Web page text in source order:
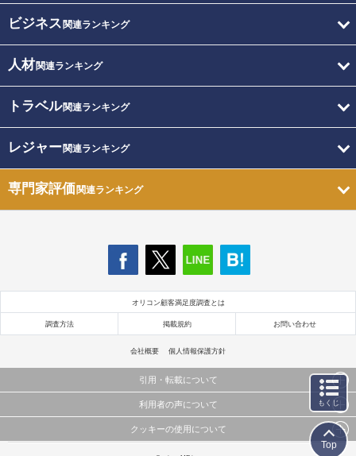
ビジネス 関連ランキング
人材関連ランキング
トラベル関連ランキング
レジャー関連ランキング
専門家評価関連ランキング
オリコン顧客満足度調査とは
調査方法 掲載規約 お問い合わせ
会社概要 個人情報保護方針
引用・転載について
当サイトで公開されている情報（文字、写真、イラスト、画像データ等）及びこれらの配置・
これらの情報を権利者の許可なく無断転載・複製などの二次利用を行うことは固く禁じており
利用者の声について
当サイトに掲載している内容はすべてサービスの利用者が提出された見解・感想です。
クッキーの使用について
もくじ
Top